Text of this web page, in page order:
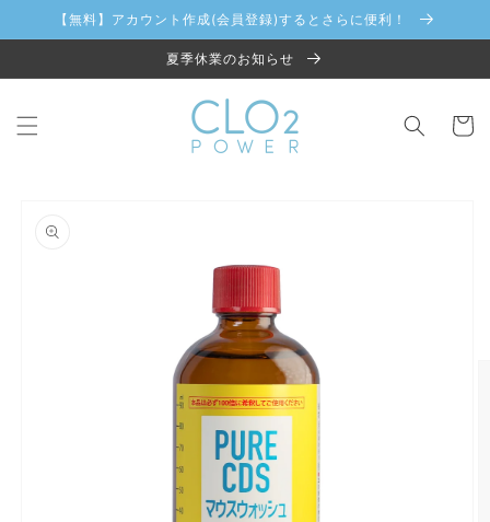
ンツに
進む
【無料】アカウント作成(会員登録)するとさらに便利！
夏季休業のお知らせ
ー
キップ